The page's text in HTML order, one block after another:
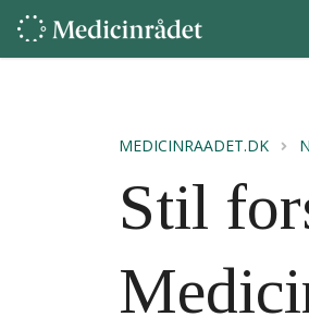
MEDICINRAADET.DK
Stil